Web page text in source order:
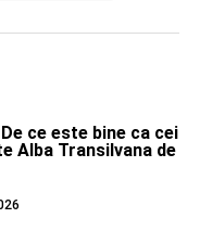
ce este bine ca cei
Alba Transilvana de